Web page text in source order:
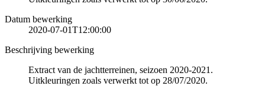
Datum bewerking
2020-07-01T12:00:00
Beschrijving bewerking
Extract van de jachtterreinen, seizoen 2020-2021.
Uitkleuringen zoals verwerkt tot op 28/07/2020.